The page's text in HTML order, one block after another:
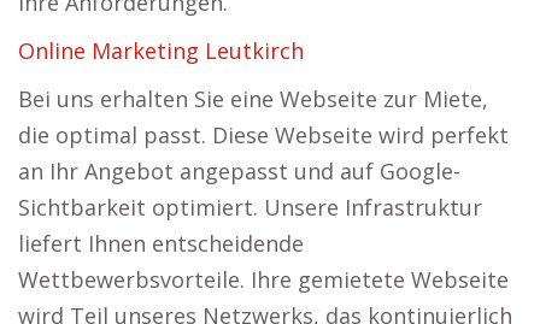
Online Marketing Leutkirch
Bei uns erhalten Sie eine Webseite zur Miete,
die optimal passt. Diese Webseite wird perfekt
an Ihr Angebot angepasst und auf Google-
Sichtbarkeit optimiert. Unsere Infrastruktur
liefert Ihnen entscheidende
Wettbewerbsvorteile. Ihre gemietete Webseite
wird Teil unseres Netzwerks, das kontinuierlich